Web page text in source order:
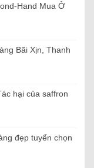
Hand Mua Ở
Bãi Xịn, Thanh
hại của saffron
đẹp tuyển chọn